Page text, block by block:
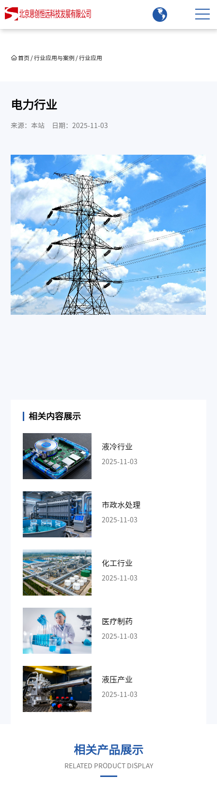
首页 / 行业应用与案例 / 行业应用
电力行业
来源：本站 日期：2025-11-03
相关内容展示
液冷行业
2025-11-03
市政水处理
2025-11-03
化工行业
2025-11-03
医疗制药
2025-11-03
液压产业
2025-11-03
相关产品展示
RELATED PRODUCT DISPLAY